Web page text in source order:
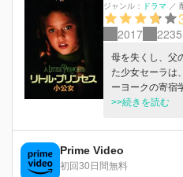
ジャンル：
ドラマ ／
2017 2235
母を失くし、父
た少女セーラは
ーヨークの寄宿
は、次第に学校
してくらすこと
>>続きを読む
Prime Video
初回30日間無料